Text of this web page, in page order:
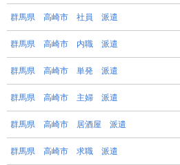
群馬県 高崎市 社員 派遣
群馬県 高崎市 内職 派遣
群馬県 高崎市 単発 派遣
群馬県 高崎市 主婦 派遣
群馬県 高崎市 居酒屋 派遣
群馬県 高崎市 求職 派遣